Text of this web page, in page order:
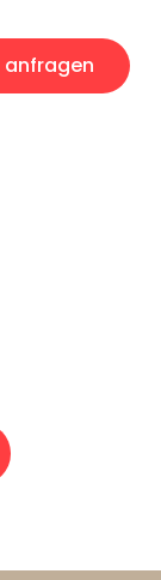
anfragen